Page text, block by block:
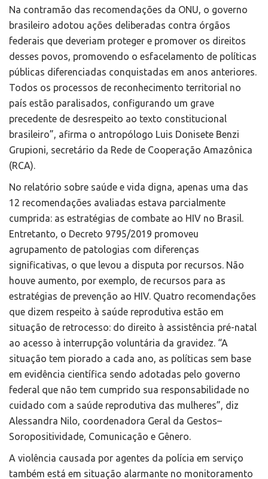
Na contramão das recomendações da ONU, o governo
brasileiro adotou ações deliberadas contra órgãos
federais que deveriam proteger e promover os direitos
desses povos, promovendo o esfacelamento de políticas
públicas diferenciadas conquistadas em anos anteriores.
Todos os processos de reconhecimento territorial no
país estão paralisados, configurando um grave
precedente de desrespeito ao texto constitucional
brasileiro”, afirma o antropólogo Luis Donisete Benzi
Grupioni, secretário da Rede de Cooperação Amazônica
(RCA).
No relatório sobre saúde e vida digna, apenas uma das
12 recomendações avaliadas estava parcialmente
cumprida: as estratégias de combate ao HIV no Brasil.
Entretanto, o Decreto 9795/2019 promoveu
agrupamento de patologias com diferenças
significativas, o que levou a disputa por recursos. Não
houve aumento, por exemplo, de recursos para as
estratégias de prevenção ao HIV. Quatro recomendações
que dizem respeito à saúde reprodutiva estão em
situação de retrocesso: do direito à assistência pré-natal
ao acesso à interrupção voluntária da gravidez. “A
situação tem piorado a cada ano, as políticas sem base
em evidência científica sendo adotadas pelo governo
federal que não tem cumprido sua responsabilidade no
cuidado com a saúde reprodutiva das mulheres”, diz
Alessandra Nilo, coordenadora Geral da Gestos–
Soropositividade, Comunicação e Gênero.
A violência causada por agentes da polícia em serviço
também está em situação alarmante no monitoramento